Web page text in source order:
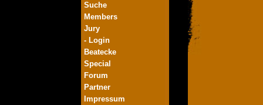
Suche
Members
Jury
- Login
Beatecke
Special
Forum
Partner
Impressum